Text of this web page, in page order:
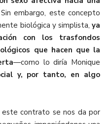
embargo, este concepto
biológica y simplista, ya
con los trasfondos
que hacen que la
—como lo diría Monique
y, por tanto, en algo
contrato se nos da por